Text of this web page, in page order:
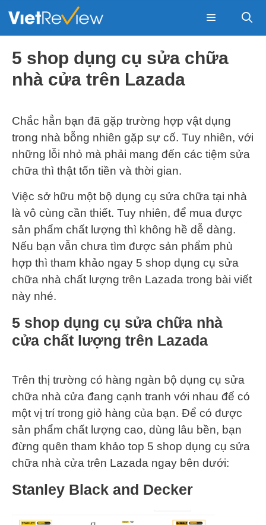
Menu
5 shop dụng cụ sửa chữa
nhà cửa trên Lazada
Chắc hẳn bạn đã gặp trường hợp vật dụng
trong nhà bỗng nhiên gặp sự cố. Tuy nhiên, với
những lỗi nhỏ mà phải mang đến các tiệm sửa
chữa thì thật tốn tiền và thời gian.
Việc sở hữu một bộ dụng cụ sửa chữa tại nhà
là vô cùng cần thiết. Tuy nhiên, để mua được
sản phẩm chất lượng thì không hề dễ dàng.
Nếu bạn vẫn chưa tìm được sản phẩm phù
hợp thì tham khảo ngay 5 shop dụng cụ sửa
chữa nhà chất lượng trên Lazada trong bài viết
này nhé.
5 shop dụng cụ sửa chữa nhà
cửa chất lượng trên Lazada
Trên thị trường có hàng ngàn bộ dụng cụ sửa
chữa nhà cửa đang cạnh tranh với nhau để có
một vị trí trong giỏ hàng của bạn. Để có được
sản phẩm chất lượng cao, dùng lâu bền, bạn
đừng quên tham khảo top 5 shop dụng cụ sửa
chữa nhà cửa trên Lazada ngay bên dưới:
Stanley Black and Decker